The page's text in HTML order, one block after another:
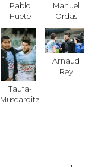
Pablo
Huete
Manuel
Ordas
Taufa-
Muscarditz
Arnaud
Rey